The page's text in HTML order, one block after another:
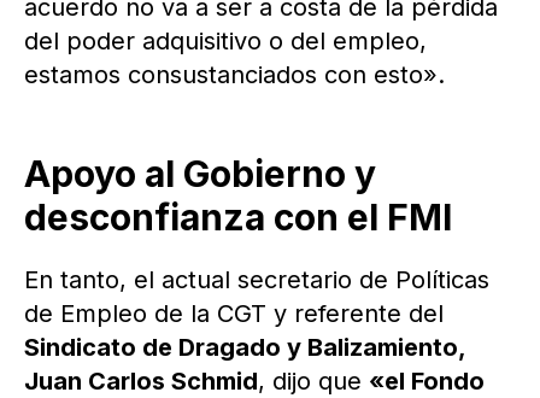
acuerdo no va a ser a costa de la pérdida
del poder adquisitivo o del empleo,
estamos consustanciados con esto».
Apoyo al Gobierno y
desconfianza con el FMI
En tanto, el actual secretario de Políticas
de Empleo de la CGT y referente del
Sindicato de Dragado y Balizamiento,
Juan Carlos Schmid, dijo que «el Fondo